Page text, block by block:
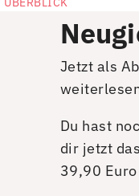
Jetzt als
Du hast
dir jetzt
39,90